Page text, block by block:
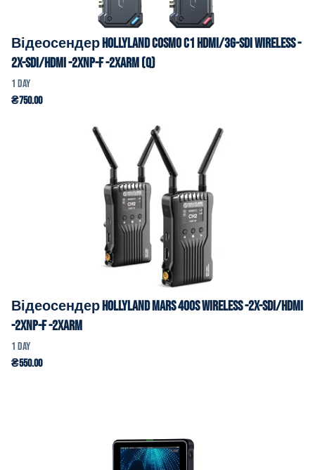
Силове Обладнання
Звукове обладнання
Аксесуари
Відеосендер Hollyland COSMO C1 HDMI/3G-SDI Wireless -
2x-SDI/HDMI -2xNp-f -2xArm (Q)
Відеосендер Hollyland Mars 400S Wireless -2x-SDI/HDMI
-2xNp-f -2xArm